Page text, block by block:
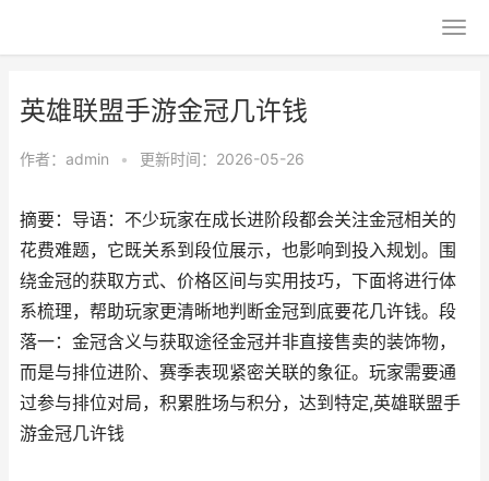
英雄联盟手游金冠几许钱
作者： admin • 更新时间：2026-05-26
摘要：导语：不少玩家在成长进阶段都会关注金冠相关的
花费难题，它既关系到段位展示，也影响到投入规划。围
绕金冠的获取方式、价格区间与实用技巧，下面将进行体
系梳理，帮助玩家更清晰地判断金冠到底要花几许钱。段
落一：金冠含义与获取途径金冠并非直接售卖的装饰物，
而是与排位进阶、赛季表现紧密关联的象征。玩家需要通
过参与排位对局，积累胜场与积分，达到特定,英雄联盟手
游金冠几许钱